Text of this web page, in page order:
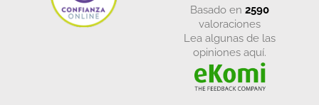
basado en 2590
valoraciones
Lea algunas de las
opiniones aquí.